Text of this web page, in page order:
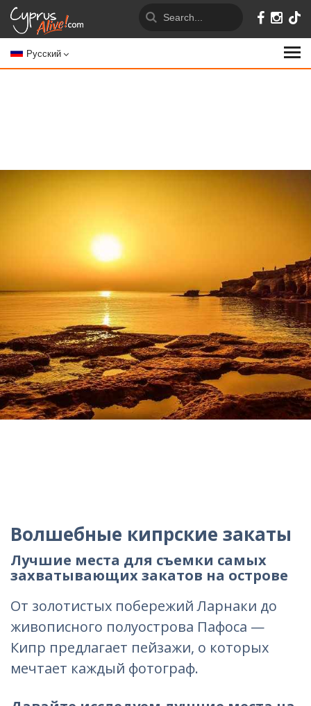
Русский
Волшебные кипрские закаты
Лучшие места для съемки самых
захватывающих закатов на острове
От золотистых побережий Ларнаки до
живописного полуострова Пафоса —
Кипр предлагает пейзажи, о которых
мечтает каждый фотограф.